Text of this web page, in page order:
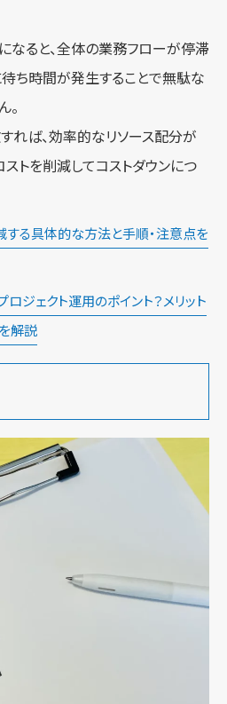
なると、全体の業務フローが停滞
待ち時間が発生することで無駄な
。
れば、効率的なリソース配分が
トを削減してコストダウンにつ
する具体的な方法と手順・注意点を
ロジェクト運用のポイント？メリット
解説